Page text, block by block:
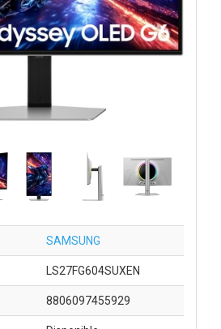
SAMSUNG
LS27FG604SUXEN
8806097455929